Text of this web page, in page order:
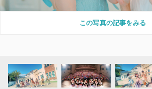
この写真の記事をみる